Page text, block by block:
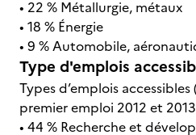
• 22 % Métallurgie, métaux
• 18 % Énergie
• 9 % Automobile,
Type d'emplois
Types d’emplois
premier emploi 2012 et
• 44 % Recherche et